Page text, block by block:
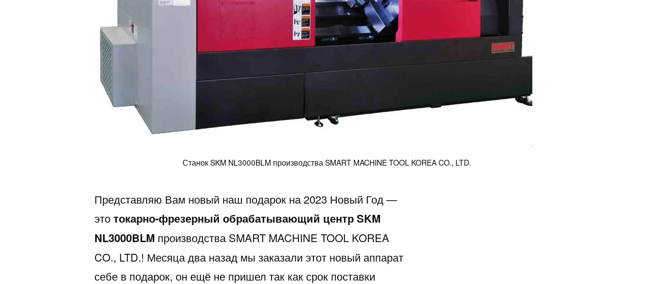
Станок SKM NL3000BLM производства SMART MACHINE TOOL KOREA CO., LTD.
Представляю Вам новый наш подарок на 2023 Новый Год —
этотокарно-фрезерный обрабатывающий центр SKM
NL3000BLM производства SMART MACHINE TOOL KOREA
CO., LTD.! Месяца два назад мы заказали этот новый аппарат
себе в подарок, он ещё не пришел так как срок поставки